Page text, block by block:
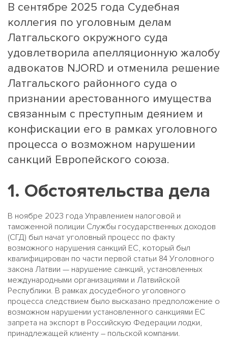
В сентябре 2025 года Судебная
коллегия по уголовным делам
Латгальского окружного суда
удовлетворила апелляционную жалобу
адвокатов NJORD и отменила решение
Латгальского районного суда о
признании арестованного имущества
связанным с преступным деянием и
конфискации его в рамках уголовного
процесса о возможном нарушении
санкций Европейского союза.
1. Обстоятельства дела
В ноябре 2023 года Управлением налоговой и
таможенной полиции Службы государственных доходов
(СГД) был начат уголовный процесс по факту
возможного нарушения санкций ЕС, который был
квалифицирован по части первой статьи 84 Уголовного
закона Латвии — нарушение санкций, установленных
международными организациями и Латвийской
Республики. В рамках досудебного уголовного
процесса следствием было высказано предположение о
возможном нарушении установленного санкциями ЕС
запрета на экспорт в Российскую Федерации лодки,
принадлежащей клиенту – польской компании.